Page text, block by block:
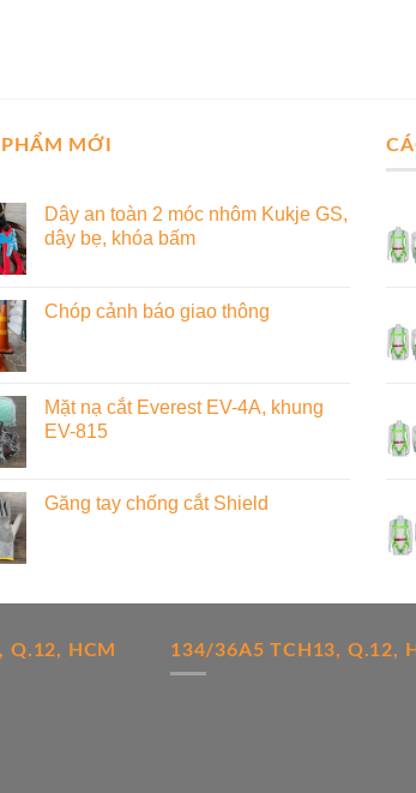
MỚI
Dây an toàn 2 móc nhôm Kukje GS,
dây bẹ, khóa bấm
Chóp cảnh báo giao thông
Mặt nạ cắt Everest EV-4A, khung
EV-815
Găng tay chống cắt Shield
Q.12, HCM 134/36A5 TCH13, Q.12,